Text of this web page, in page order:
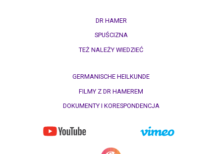
DR HAMER
SPUŚCIZNA
TEŻ NALEŻY WIEDZIEĆ
GERMANISCHE HEILKUNDE
FILMY Z DR HAMEREM
DOKUMENTY I KORESPONDENCJA